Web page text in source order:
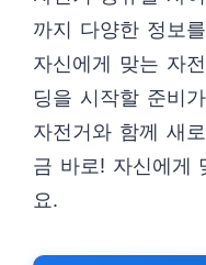
까지 다양한 정보
자신에게 맞는 자
딩을 시작할 준비
자전거와 함께 새
금 바로! 자신에게
요.